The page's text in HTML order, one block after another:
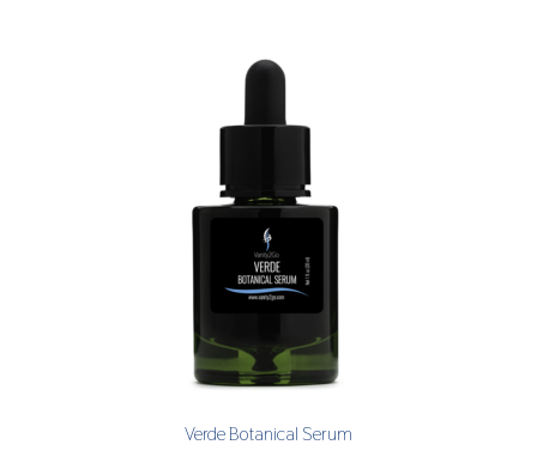
Verde Botanical Serum